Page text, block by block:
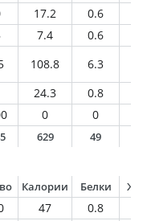
17.2 0.6
7.4 0.6
108.8 6.3
24.3 0.8
0 0
629 49
Калории Белки
47 0.8